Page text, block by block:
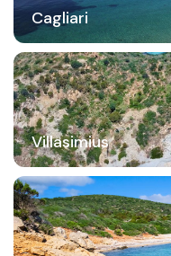
Cagliari
Villasimius